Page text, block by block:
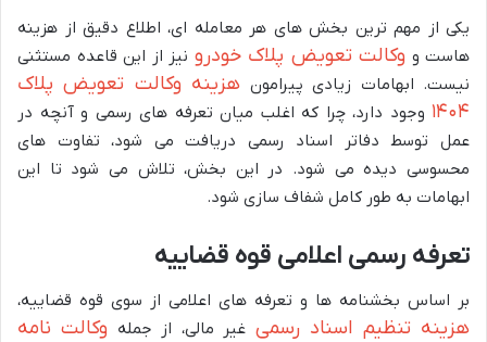
یکی از مهم ترین بخش های هر معامله ای، اطلاع دقیق از هزینه
هاست و وکالت تعویض پلاک خودرو نیز از این قاعده مستثنی
نیست. ابهامات زیادی پیرامون هزینه وکالت تعویض پلاک
۱۴۰۴ وجود دارد، چرا که اغلب میان تعرفه های رسمی و آنچه در
عمل توسط دفاتر اسناد رسمی دریافت می شود، تفاوت های
محسوسی دیده می شود. در این بخش، تلاش می شود تا این
ابهامات به طور کامل شفاف سازی شود.
تعرفه رسمی اعلامی قوه قضاییه
بر اساس بخشنامه ها و تعرفه های اعلامی از سوی قوه قضاییه،
هزینه تنظیم اسناد رسمی غیر مالی، از جمله وکالت نامه